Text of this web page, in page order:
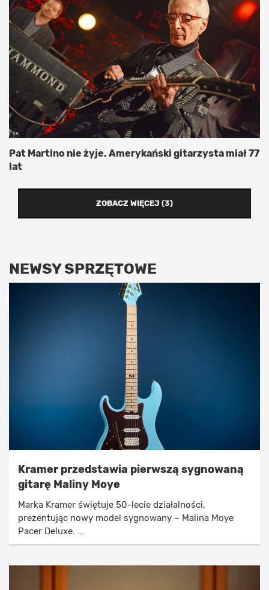
Pat Martino nie żyje. Amerykański gitarzysta miał 77
lat
ZOBACZ WIĘCEJ (3)
NEWSY SPRZĘTOWE
Kramer przedstawia pierwszą sygnowaną
gitarę Maliny Moye
Marka Kramer świętuje 50-lecie działalności,
prezentując nowy model sygnowany – Malina Moye
Pacer Deluxe. ...